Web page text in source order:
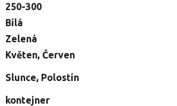
250-300
Bílá
Zelená
Květen, Červen
Slunce, Polostín
kontejner